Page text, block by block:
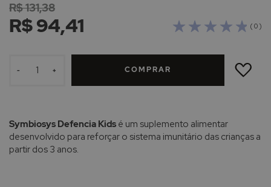
imagens
( 0 )
R$ 94,41
R$ 131,38
- + COMPRAR
ADICIONAR
LISTA
Symbiosys Defencia Kids é um suplemento alimentar
desenvolvido para reforçar o sistema imunitário das crianças a
partir dos 3 anos.